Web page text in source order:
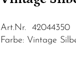
Art.Nr. 42044350
Farbe: Vintage